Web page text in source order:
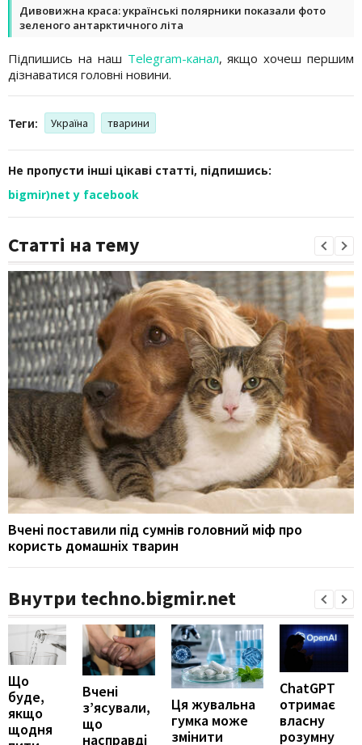
Дивовижна краса: українські полярники показали фото
зеленого антарктичного літа
Підпишись на наш Telegram-канал, якщо хочеш першим
дізнаватися головні новини.
Теги: Україна тварини
Не пропусти інші цікаві статті, підпишись:
bigmir)net у facebook
Статті на тему
Вчені поставили під сумнів головний міф про
користь домашніх тварин
Внутри techno.bigmir.net
Що
буде,
якщо
щодня
Вчені
з’ясували,
що
насправді
Ця жувальна
гумка може
змінити
ChatGPT
отримає
власну
розумну